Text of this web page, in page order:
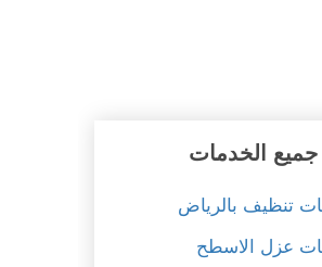
جميع الخدمات
تنظيف بالرياض
عزل الاسطح